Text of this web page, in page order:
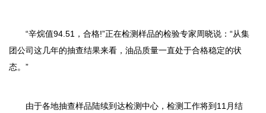
“辛烷值94.51，合格!”正在检测样品的检验专家周晓说：“从集
团公司这几年的抽查结果来看，油品质量一直处于合格稳定的状
态。”
由于各地抽查样品陆续到达检测中心，检测工作将到11月结